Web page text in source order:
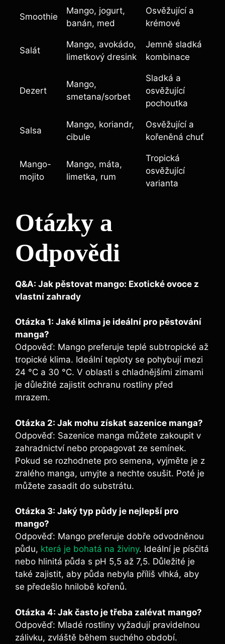
Smoothie
Mango, jogurt,
banán, med
Osvěžující a
krémové
Salát
Mango, avokádo,
limetkový dresink
Jemně sladká
kombinace
Dezert
Mango,
smetana/sorbet
Sladká a
osvěžující
pochoutka
Salsa
Mango, koriandr,
cibule
Osvěžující a
kořeněná chuť
Mango-
mojito
Mango, máta,
limetka, rum
Tropická
osvěžující
varianta
Otázky a
Odpovědi
Q&A: Jak pěstovat mango: Exotické ovoce z
vlastní zahrady
Otázka 1: Jaké klima je ideální pro pěstování
manga?
Odpověď: Mango preferuje teplé subtropické až
tropické klima. Ideální teploty se pohybují mezi
24 °C a 30 °C. V oblasti s chladnějšími zimami
je důležité zajistit ochranu rostliny před
mrazem.
Otázka 2: Jak mohu získat sazenice manga?
Odpověď: Sazenice manga můžete zakoupit v
zahradnictví nebo propagovat ze semínek.
Pokud se rozhodnete pro semena, vyjměte je z
zralého manga, umyjte a nechte osušit. Poté je
můžete zasadit do substrátu.
Otázka 3: Jaký typ půdy je nejlepší pro
mango?
Odpověď: Mango preferuje dobře odvodněnou
půdu, která je bohatá na živiny. Ideální je písčitá
nebo hlinitá půda s pH 5,5 až 7,5. Důležité je
také zajistit, aby půda nebyla příliš vlhká, aby
se předešlo hnilobě kořenů.
Otázka 4: Jak často je třeba zalévat mango?
Odpověď: Mladé rostliny vyžadují pravidelnou
zálivku, zvláště během suchého období.